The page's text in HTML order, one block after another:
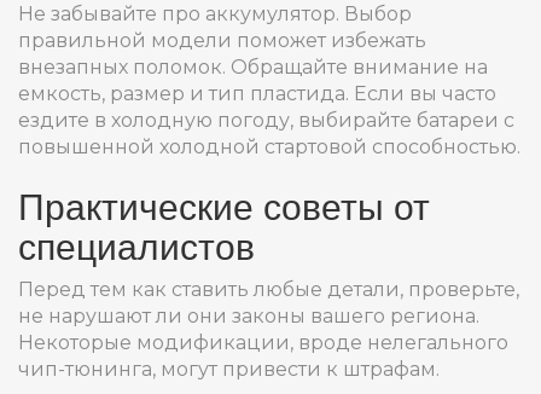
Не забывайте про аккумулятор. Выбор
правильной модели поможет избежать
внезапных поломок. Обращайте внимание на
емкость, размер и тип пластида. Если вы часто
ездите в холодную погоду, выбирайте батареи с
повышенной холодной стартовой способностью.
Практические советы от
специалистов
Перед тем как ставить любые детали, проверьте,
не нарушают ли они законы вашего региона.
Некоторые модификации, вроде нелегального
чип-тюнинга, могут привести к штрафам.